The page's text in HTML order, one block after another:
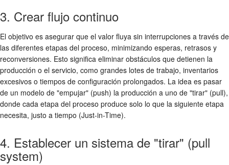
3. Crear flujo continuo
El objetivo es asegurar que el valor fluya sin interrupciones a través de
las diferentes etapas del proceso, minimizando esperas, retrasos y
reconversiones. Esto significa eliminar obstáculos que detienen la
producción o el servicio, como grandes lotes de trabajo, inventarios
excesivos o tiempos de configuración prolongados. La idea es pasar
de un modelo de "empujar" (push) la producción a uno de "tirar" (pull),
donde cada etapa del proceso produce solo lo que la siguiente etapa
necesita, justo a tiempo (Just-in-Time).
4. Establecer un sistema de "tirar" (pull
system)